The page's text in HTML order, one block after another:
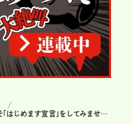
愛犬との初ドライブに初めての車中泊旅…。今年こそ「はじめます宣言」をしてみませんか？